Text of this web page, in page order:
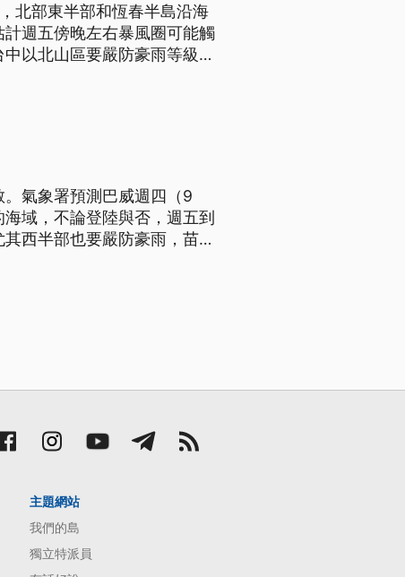
北部東半部和恆春半島沿海
週五傍晚左右暴風圈可能觸
以北山區要嚴防豪雨等級以
氣象署預測巴威週四（9
域，不論登陸與否，週五到
西半部也要嚴防豪雨，苗栗
主題網站
我們的島
獨立特派員